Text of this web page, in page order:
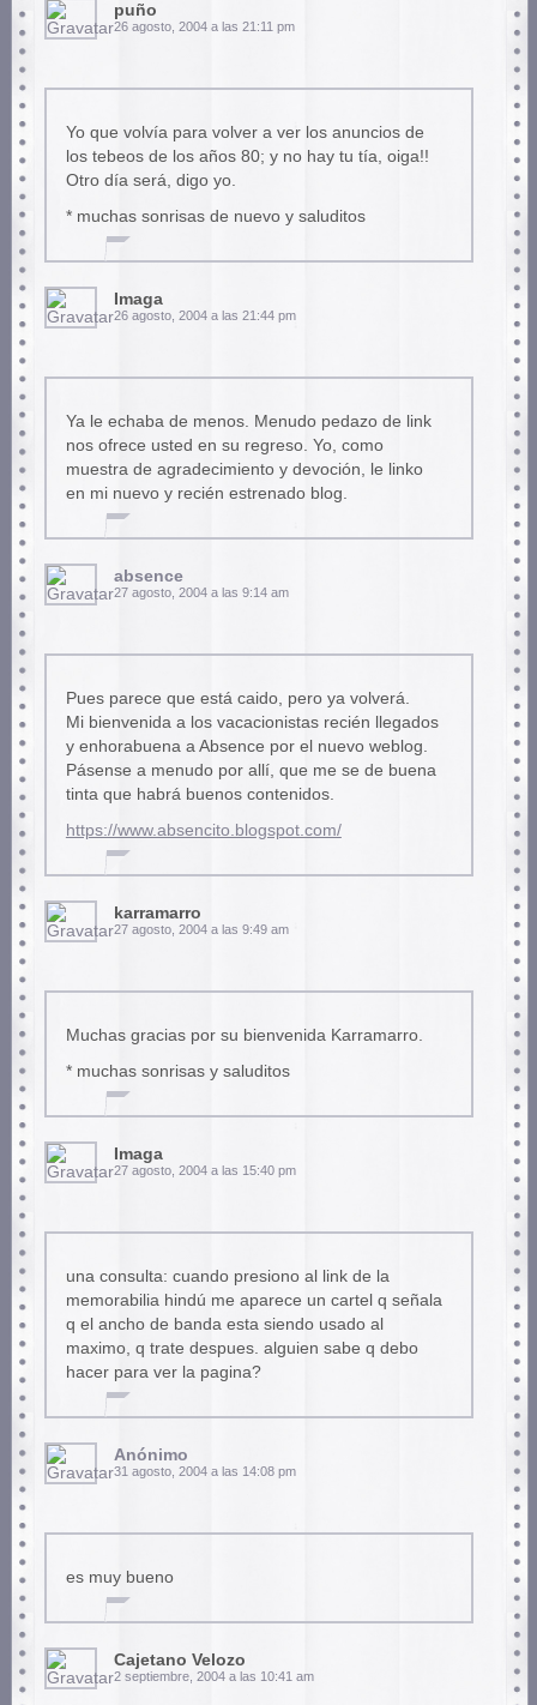
puño
26 agosto, 2004 a las 21:11 pm
Yo que volvía para volver a ver los anuncios de
los tebeos de los años 80; y no hay tu tía, oiga!!
Otro día será, digo yo.
* muchas sonrisas de nuevo y saluditos
Imaga
26 agosto, 2004 a las 21:44 pm
Ya le echaba de menos. Menudo pedazo de link
nos ofrece usted en su regreso. Yo, como
muestra de agradecimiento y devoción, le linko
en mi nuevo y recién estrenado blog.
absence
27 agosto, 2004 a las 9:14 am
Pues parece que está caido, pero ya volverá.
Mi bienvenida a los vacacionistas recién llegados
y enhorabuena a Absence por el nuevo weblog.
Pásense a menudo por allí, que me se de buena
tinta que habrá buenos contenidos.
https://www.absencito.blogspot.com/
karramarro
27 agosto, 2004 a las 9:49 am
Muchas gracias por su bienvenida Karramarro.
* muchas sonrisas y saluditos
Imaga
27 agosto, 2004 a las 15:40 pm
una consulta: cuando presiono al link de la
memorabilia hindú me aparece un cartel q señala
q el ancho de banda esta siendo usado al
maximo, q trate despues. alguien sabe q debo
hacer para ver la pagina?
Anónimo
31 agosto, 2004 a las 14:08 pm
es muy bueno
Cajetano Velozo
2 septiembre, 2004 a las 10:41 am